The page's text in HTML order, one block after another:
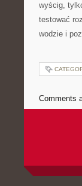
wyścig,
testować
wodzie i
Comments